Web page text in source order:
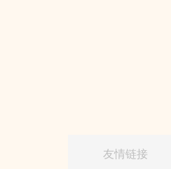
友情链接